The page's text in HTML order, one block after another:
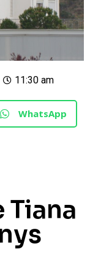
11:30 am
WhatsApp